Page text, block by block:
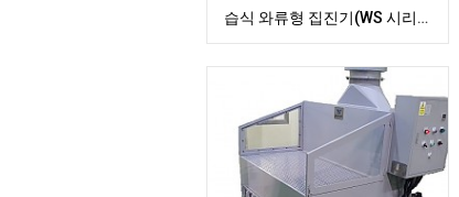
습식 와류형 집진기(WS 시리즈)